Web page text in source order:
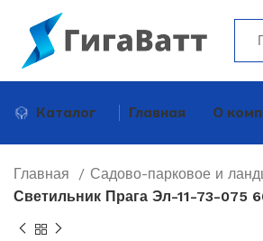
Каталог Главная О
Главная
Садово-парковое и
Светильник Прага Эл-11-73-075